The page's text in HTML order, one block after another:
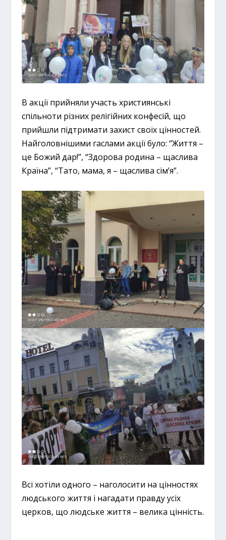
В акції прийняли участь християнські
спільноти різних релігійних конфесій, що
прийшли підтримати захист своїх цінностей.
Найголовнішими гаслами акції було: “Життя –
це Божий дар!”, “Здорова родина – щаслива
Країна”, “Тато, мама, я – щаслива сім’я”.
Всі хотіли одного – наголосити на цінностях
людського життя і нагадати правду усіх
церков, що людське життя – велика цінність.